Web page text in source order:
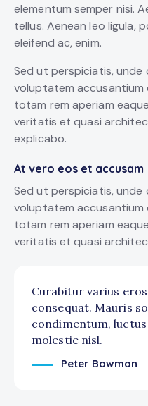
elementum semper nisi.
tellus. Aenean leo ligula,
eleifend ac, enim.
Sed ut perspiciatis,
voluptatem accusantium
totam rem aperiam
veritatis et quasi
explicabo.
At vero eos et accusam
Sed ut perspiciatis,
voluptatem accusantium
totam rem aperiam
veritatis et quasi
Curabitur varius
consequat. Mauris
condimentum,
molestie nisl.
Peter Bowman